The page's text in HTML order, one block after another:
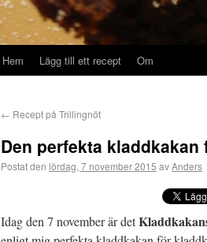
Hem Lägg till ett recept Om
← Recept på Trillingnöt
Den perfekta
Postat den lördag, 7 november 2015 avAnders
Idag den 7 november är det